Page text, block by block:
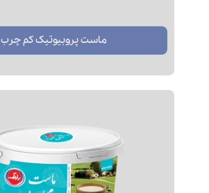
ماست پروبیوتیک کم چرب